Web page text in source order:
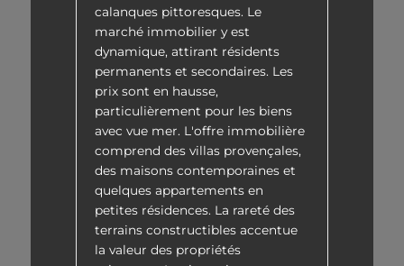
calanques pittoresques. Le
marché immobilier y est
dynamique, attirant résidents
permanents et secondaires. Les
prix sont en hausse,
particulièrement pour les biens
avec vue mer. L'offre immobilière
comprend des villas provençales,
des maisons contemporaines et
quelques appartements en
petites résidences. La rareté des
terrains constructibles accentue
la valeur des propriétés